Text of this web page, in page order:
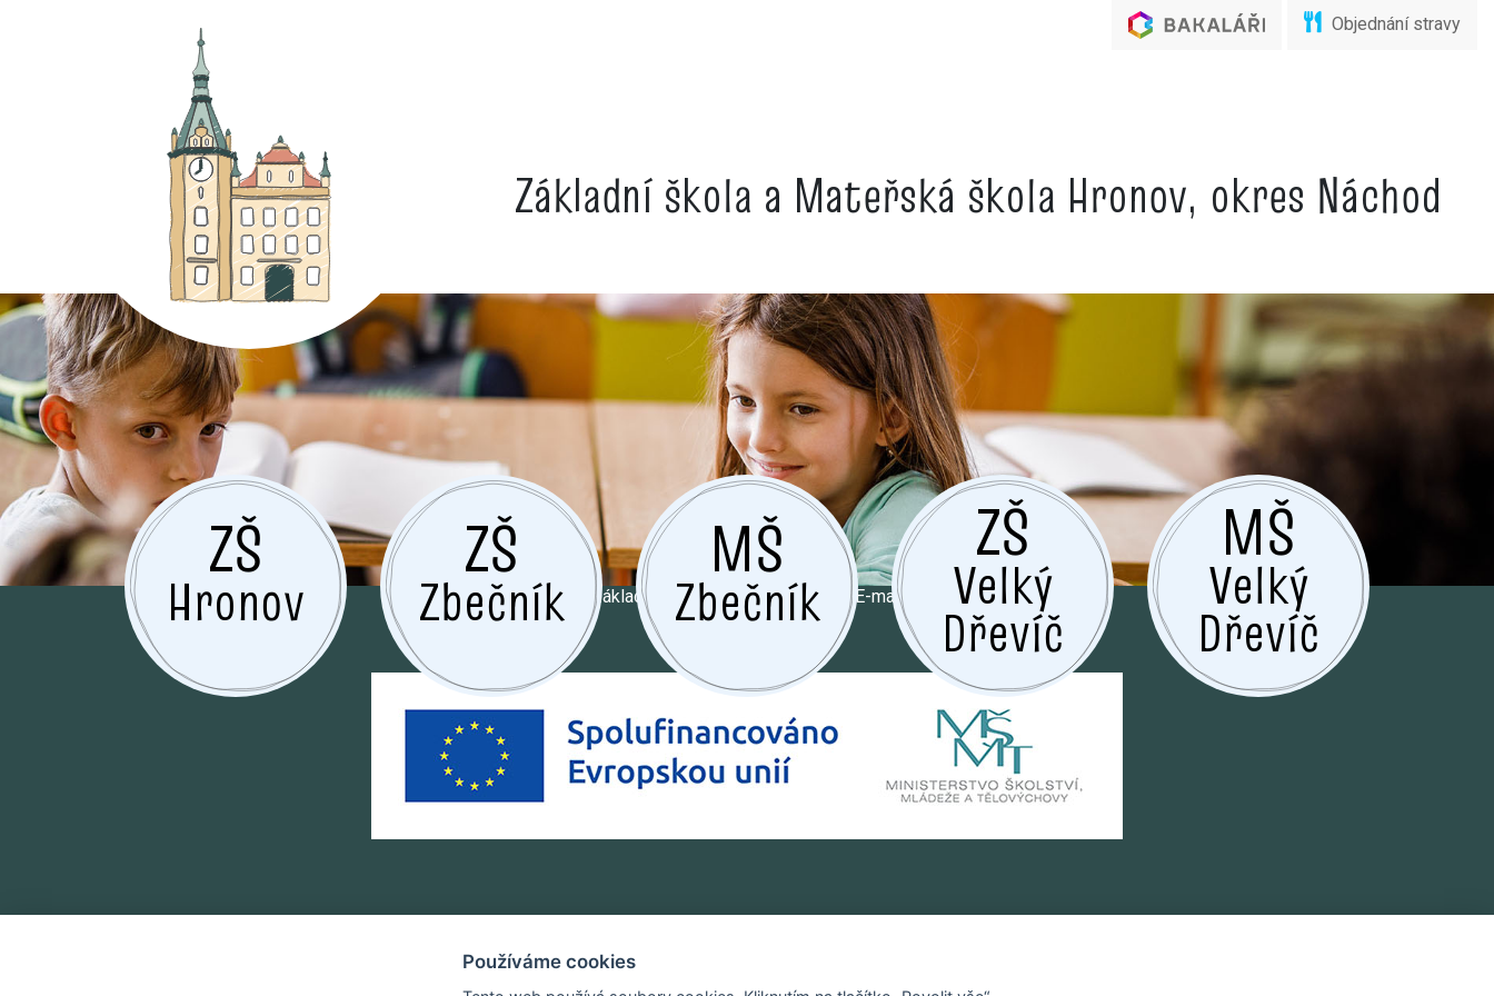
Základní škola a Mateřská škola Hronov, okres Náchod
Objednání stravy
ZŠ
Hronov
ZŠ
Zbečník
MŠ
Zbečník
ZŠ
Velký
Dřevíč
MŠ
Velký
Dřevíč
Základní údaje o organizaci E-mail
Používáme cookies